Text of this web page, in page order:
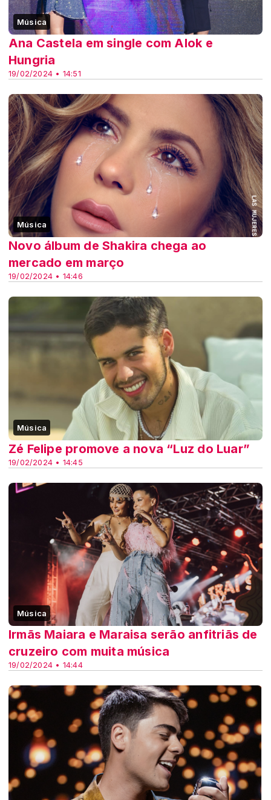
Música
19/02/2024 • 14:51
Ana Castela em single com Alok e
Hungria
Música
19/02/2024 • 14:46
Novo álbum de Shakira chega ao
mercado em março
Música
19/02/2024 • 14:45
Zé Felipe promove a nova “Luz do Luar”
Música
19/02/2024 • 14:44
Irmãs Maiara e Maraisa serão anfitriãs de
cruzeiro com muita música